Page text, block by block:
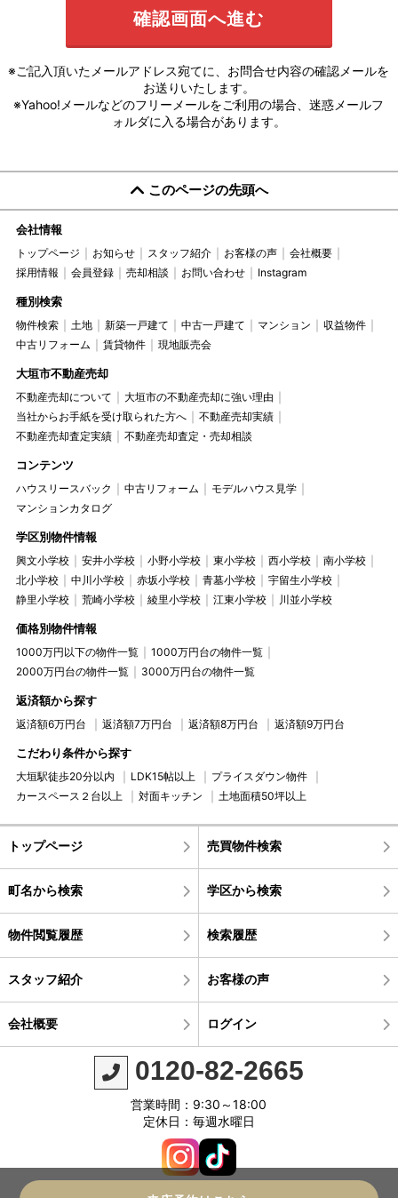
※ご記入頂いたメールアドレス宛てに、お問合せ内容の確認メールを
お送りいたします。
※Yahoo!メールなどのフリーメールをご利用の場合、迷惑メールフ
ォルダに入る場合があります。
このページの先頭へ
会社情報
トップページ お知らせ スタッフ紹介 お客様の声
会社概要
採用情報
会員登録 売却相談 お問い合わせ Instagram
種別検索
物件検索 土地 新築一戸建て 中古一戸建て マンション
収益物件
中古リフォーム
賃貸物件 現地販売会
大垣市不動産売却
不動産売却について
大垣市の不動産売却に強い理由
当社からお手紙を受け取られた方へ
不動産売却実績
不動産売却査定実績
不動産売却査定・売却相談
コンテンツ
ハウスリースバック 中古リフォーム
モデルハウス見学
マンションカタログ
学区別物件情報
興文小学校 安井小学校 小野小学校 東小学校 西小学校
南小学校
北小学校
中川小学校 赤坂小学校 青墓小学校
宇留生小学校
静里小学校
荒崎小学校 綾里小学校 江東小学校 川並小学校
価格別物件情報
1000万円以下の物件一覧
1000万円台の物件一覧
2000万円台の物件一覧
3000万円台の物件一覧
返済額から探す
返済額6万円台 返済額7万円台 返済額8万円台 返済額9万円台
こだわり条件から探す
大垣駅徒歩20分以内 LDK15帖以上
プライスダウン物件
カースペース２台以上
対面キッチン 土地面積50坪以上
トップページ 売買物件検索
町名から検索 学区から検索
物件閲覧履歴 検索履歴
スタッフ紹介 お客様の声
会社概要 ログイン
0120-82-2665
営業時間：9:30～18:00
定休日：毎週水曜日